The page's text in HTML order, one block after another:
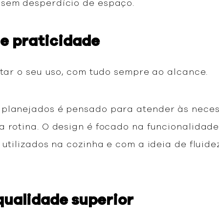
desperdício de espaço.
praticidade
o seu uso, com tudo sempre ao alcance.
é pensado para atender às
rotina. O design é focado na
utilizados na cozinha e com a ideia de
superior